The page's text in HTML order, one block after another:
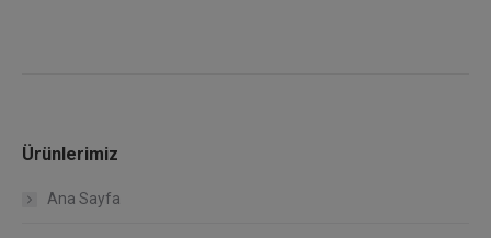
Ürünlerimiz
Ana Sayfa